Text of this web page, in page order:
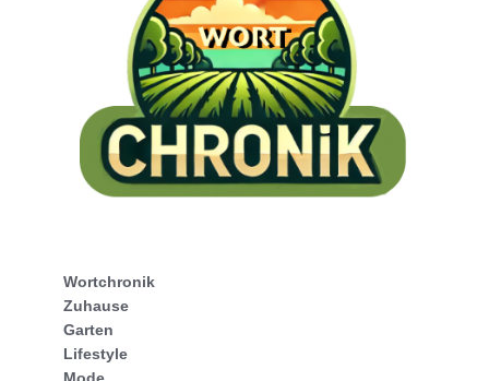
Wortchronik
Zuhause
Garten
Lifestyle